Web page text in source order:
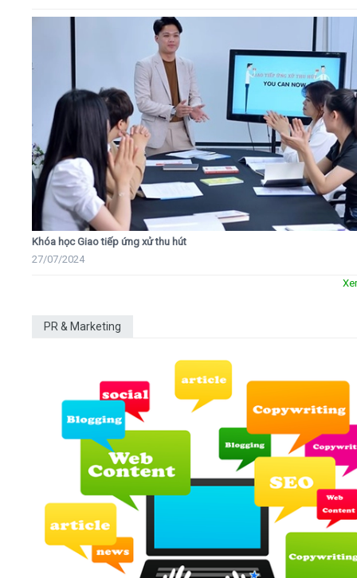
Khóa học Giao tiếp ứng xử thu hút
27/07/2024
PR & Marketing